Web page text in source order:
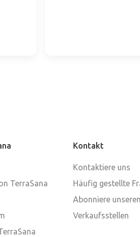
TerraSana
Kontakt
Kontaktiere uns
Häufig gestellte
Abonniere
Verkaufsstellen